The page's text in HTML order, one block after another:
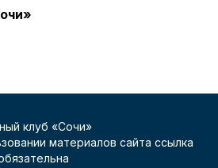
клуб «Сочи»
материалов сайта ссылка